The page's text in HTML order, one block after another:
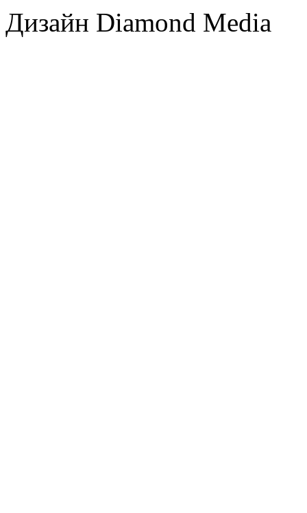
Дизайн Diamond Media